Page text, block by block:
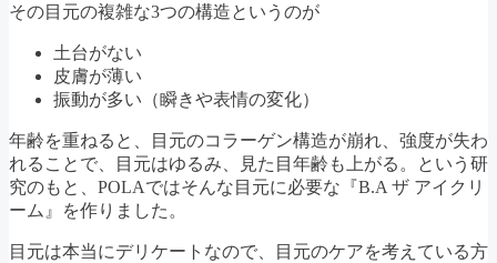
その目元の複雑な3つの構造というのが
土台がない
皮膚が薄い
振動が多い（瞬きや表情の変化）
年齢を重ねると、目元のコラーゲン構造が崩れ、強度が失わ
れることで、目元はゆるみ、見た目年齢も上がる。という研
究のもと、POLAではそんな目元に必要な『B.A ザ アイクリ
ーム』を作りました。
目元は本当にデリケートなので、目元のケアを考えている方